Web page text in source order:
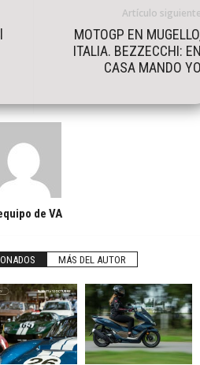
Artículo
MOTOGP EN
ITALIA. BEZZECCHI:
CASA MANDO
de VA
MÁS DEL AUTOR